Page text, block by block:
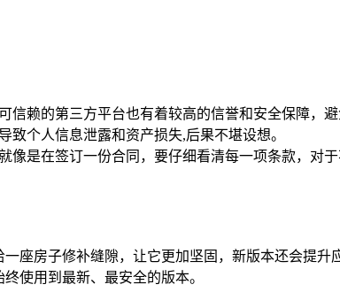
赖的第三方平台也有着较高的信誉和安全保障，
个人信息泄露和资产损失,后果不堪设想。
是在签订一份合同，要仔细看清每一项条款，对
座房子修补缝隙，让它更加坚固，新版本还会提升
使用到最新、最安全的版本。